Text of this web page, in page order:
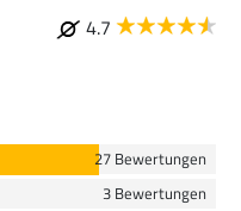
4.7
27 Bewertungen
3 Bewertungen